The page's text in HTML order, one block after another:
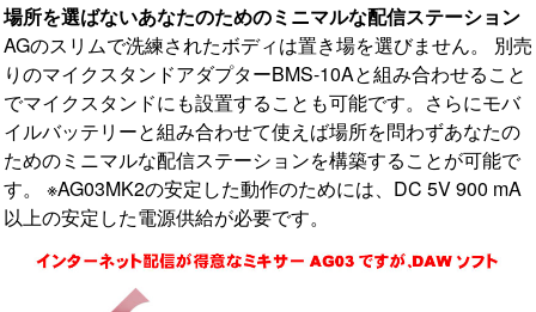
場所を選ばないあなたのためのミニマルな配信ステーション
AGのスリムで洗練されたボディは置き場を選びません。 別売
りのマイクスタンドアダプターBMS-10Aと組み合わせること
でマイクスタンドにも設置することも可能です。さらにモバ
イルバッテリーと組み合わせて使えば場所を問わずあなたの
ためのミニマルな配信ステーションを構築することが可能で
す。 ※AG03MK2の安定した動作のためには、DC 5V 900 mA
以上の安定した電源供給が必要です。